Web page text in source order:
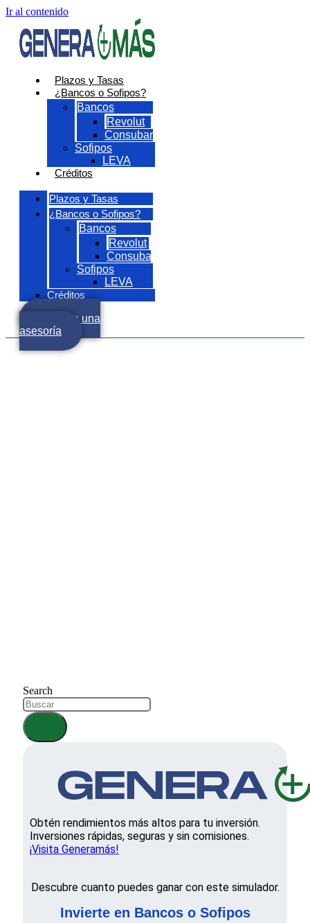
Ir al contenido
Plazos y Tasas
¿Bancos o Sofipos?
Bancos
Revolut
Consubanco
Sofipos
LEVA
Créditos
Plazos y Tasas
¿Bancos o Sofipos?
Bancos
Revolut
Consubanco
Sofipos
LEVA
Créditos
Agenda una
asesoría
Search
Obtén rendimientos más altos para tu inversión.
Inversiones rápidas, seguras y sin comisiones.
¡Visita Generamás!
Descubre cuanto puedes ganar con este simulador.
Invierte en Bancos o Sofipos